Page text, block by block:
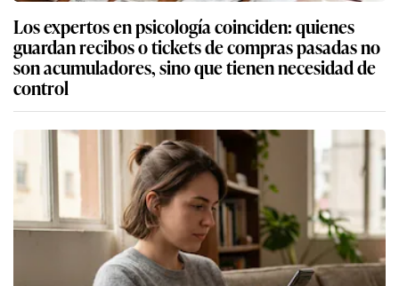
Los expertos en psicología coinciden: quienes
guardan recibos o tickets de compras pasadas no
son acumuladores, sino que tienen necesidad de
control